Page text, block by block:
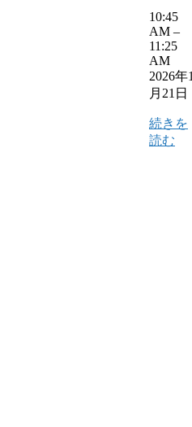
10:45
AM –
11:25
AM
2026年
月21日
続きを
読む